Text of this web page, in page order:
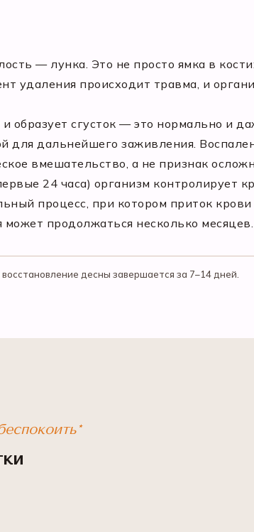
— лунка. Это не просто ямка в
удаления происходит травма, и
сгусток — это нормально и
для дальнейшего заживления.
вмешательство, а не признак
24 часа) организм контролирует
процесс, при котором приток
может продолжаться несколько месяцев.
десны завершается за 7–14 дней.